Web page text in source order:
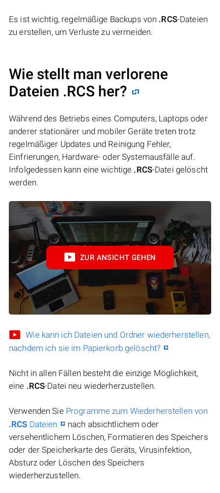
Es ist wichtig, regelmäßige Backups von .RCS-Dateien
zu erstellen, um Verluste zu vermeiden.
Wie stellt man verlorene
Dateien .RCS her?
Während des Betriebs eines Computers, Laptops oder
anderer stationärer und mobiler Geräte treten trotz
regelmäßiger Updates und Reinigung Fehler,
Einfrierungen, Hardware- oder Systemausfälle auf.
Infolgedessen kann eine wichtige .RCS-Datei gelöscht
werden.
ZUR ANSICHT GEHEN
Wie kann ich Dateien und Ordner wiederherstellen,
nachdem ich sie im Papierkorb gelöscht?
Nicht in allen Fällen besteht die einzige Möglichkeit,
eine .RCS-Datei neu wiederherzustellen.
Verwenden Sie Programme zum Wiederherstellen von
.RCS Dateien
nach absichtlichem oder
versehentlichem Löschen, Formatieren des Speichers
oder der Speicherkarte des Geräts, Virusinfektion,
Absturz oder Löschen des Speichers
wiederherzustellen.